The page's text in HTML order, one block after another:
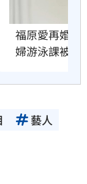
福原愛再婚橫
婦游泳課被目
藝人